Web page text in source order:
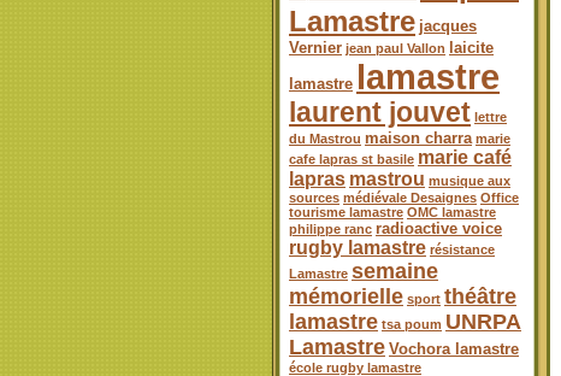
Lamastre jacques
Vernier jean paul Vallon
laicite
lamastre lamastre
laurent jouvet lettre
du Mastrou maison charra marie
cafe lapras st basile marie café
lapras mastrou musique aux
sources médiévale Desaignes Office
tourisme lamastre OMC lamastre
philippe ranc radioactive voice
rugby lamastre résistance
Lamastre semaine
mémorielle sport théâtre
lamastre tsa poum UNRPA
Lamastre Vochora lamastre
école rugby lamastre